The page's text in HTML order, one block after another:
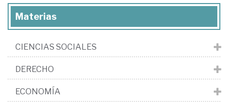
Materias
CIENCIAS SOCIALES
DERECHO
ECONOMÍA